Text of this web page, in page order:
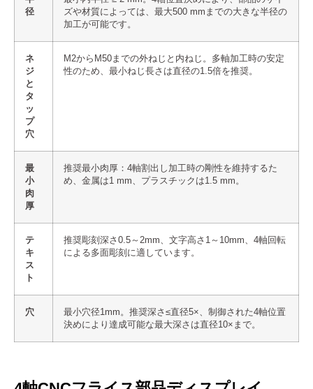
径
ズや材質によっては、最大500 mmまでの大きな半径の
加工が可能です。
ネ
ジ
と
タ
ッ
プ
穴
M2からM50までの外ねじと内ねじ。多軸加工時の安定
性のため、最小ねじ長さは直径の1.5倍を推奨。
最
小
肉
厚
推奨最小肉厚：4軸割出し加工時の剛性を維持するた
め、金属は1 mm、プラスチックは1.5 mm。
テ
キ
ス
ト
推奨彫刻深さ0.5～2mm、文字高さ1～10mm、4軸回転
による多面彫刻に適しています。
穴
最小穴径1mm。推奨深さ≤直径5×、制御された4軸位置
決めにより達成可能な最大深さは直径10×まで。